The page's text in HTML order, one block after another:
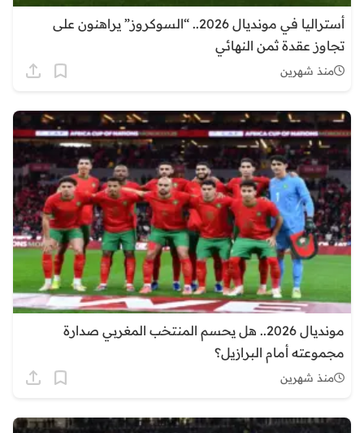
أستراليا في مونديال 2026.. “السوكروز” يراهنون على
تجاوز عقدة ثمن النهائي
منذ شهرين
مونديال 2026.. هل يحسم المنتخب المغربي صدارة
مجموعته أمام البرازيل؟
منذ شهرين